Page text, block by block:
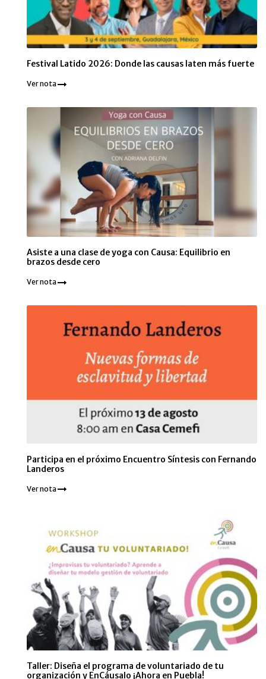
Festival Latido 2026: Donde las causas laten más fuerte
Ver nota
Asiste a una clase de yoga con Causa: Equilibrio en
brazos desde cero
Ver nota
Participa en el próximo Encuentro Síntesis con Fernando
Landeros
Ver nota
Taller: Diseña el programa de voluntariado de tu
organización y EnCáusalo ¡Ahora en Puebla!